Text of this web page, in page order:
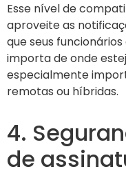
Esse nível de
aproveite as
que seus
importa de onde
especialmente
remotas ou híbridas.
4.
de